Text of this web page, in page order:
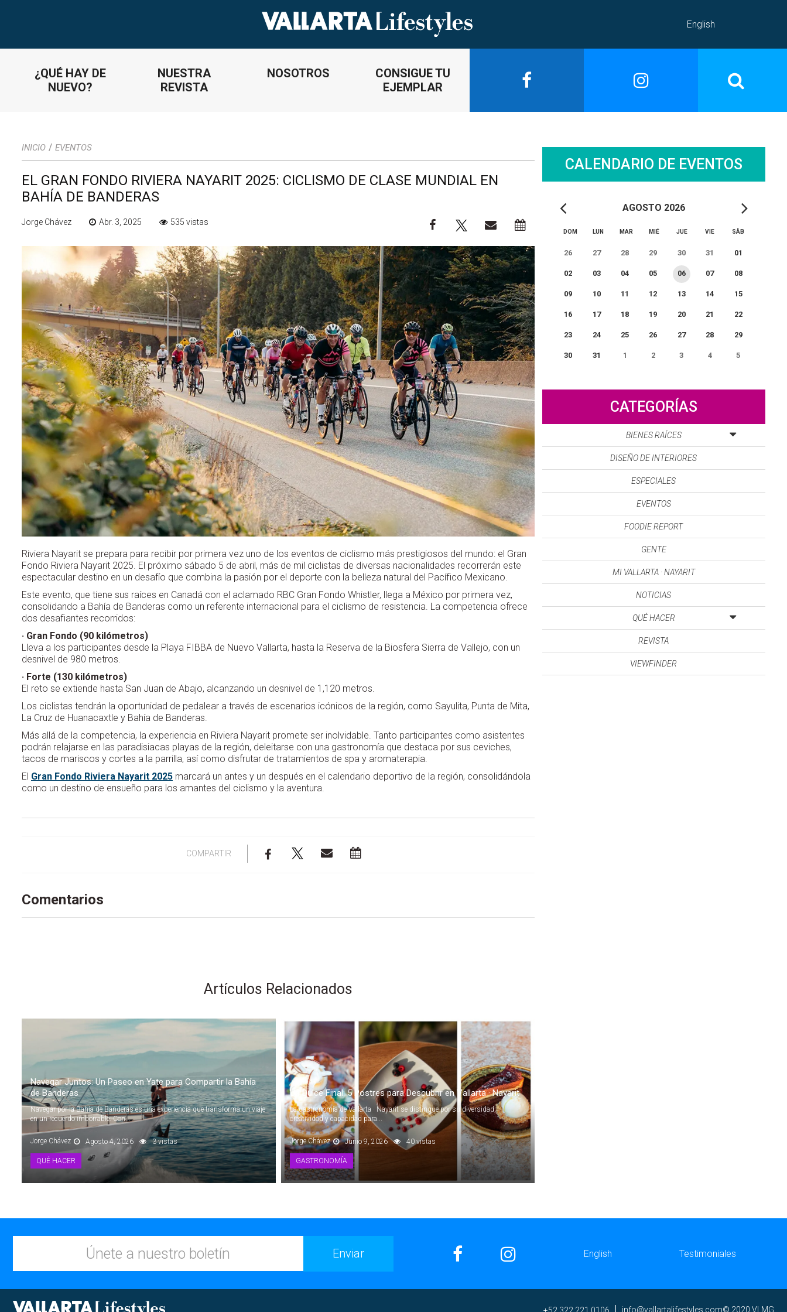
English
¿QUÉ HAY DE
NUEVO?
NUESTRA
REVISTA
NOSOTROS
CONSIGUE TU
EJEMPLAR
INICIO / EVENTOS
EL GRAN FONDO RIVIERA NAYARIT 2025: CICLISMO DE CLASE MUNDIAL EN
BAHÍA DE BANDERAS
Jorge Chávez Abr. 3, 2025 535 vistas
Riviera Nayarit se prepara para recibir por primera vez uno de los eventos de ciclismo más prestigiosos del mundo: el Gran
Fondo Riviera Nayarit 2025. El próximo sábado 5 de abril, más de mil ciclistas de diversas nacionalidades recorrerán este
espectacular destino en un desafío que combina la pasión por el deporte con la belleza natural del Pacífico Mexicano.
Este evento, que tiene sus raíces en Canadá con el aclamado RBC Gran Fondo Whistler, llega a México por primera vez,
consolidando a Bahía de Banderas como un referente internacional para el ciclismo de resistencia. La competencia ofrece
dos desafiantes recorridos:
· Gran Fondo (90 kilómetros)
Lleva a los participantes desde la Playa FIBBA de Nuevo Vallarta, hasta la Reserva de la Biosfera Sierra de Vallejo, con un
desnivel de 980 metros.
· Forte (130 kilómetros)
El reto se extiende hasta San Juan de Abajo, alcanzando un desnivel de 1,120 metros.
Los ciclistas tendrán la oportunidad de pedalear a través de escenarios icónicos de la región, como Sayulita, Punta de Mita,
La Cruz de Huanacaxtle y Bahía de Banderas.
Más allá de la competencia, la experiencia en Riviera Nayarit promete ser inolvidable. Tanto participantes como asistentes
podrán relajarse en las paradisiacas playas de la región, deleitarse con una gastronomía que destaca por sus ceviches,
tacos de mariscos y cortes a la parrilla, así como disfrutar de tratamientos de spa y aromaterapia.
El Gran Fondo Riviera Nayarit 2025 marcará un antes y un después en el calendario deportivo de la región, consolidándola
como un destino de ensueño para los amantes del ciclismo y la aventura.
COMPARTIR
Comentarios
Artículos Relacionados
Navegar Juntos: Un Paseo en Yate para Compartir la Bahía
de Banderas
Navegar por la Bahía de Banderas es una experiencia que transforma un viaje
en un recuerdo imborrable. Con...
Jorge Chávez Agosto 4, 2026 3 vistas
QUÉ HACER
Un Dulce Final: 5 Postres para Descubrir en Vallarta · Nayarit
La gastronomía de Vallarta · Nayarit se distingue por su diversidad,
creatividad y capacidad para...
Jorge Chávez Junio 9, 2026 40 vistas
GASTRONOMÍA
CALENDARIO DE EVENTOS
AGOSTO 2026
DOM LUN MAR MIÉ JUE VIE SÅB
26 27 28 29 30 31 01
02 03 04 05 06 07 08
09 10 11 12 13 14 15
16 17 18 19 20 21 22
23 24 25 26 27 28 29
30 31 1 2 3 4 5
CATEGORÍAS
BIENES RAÍCES
DISEÑO DE INTERIORES
ESPECIALES
EVENTOS
FOODIE REPORT
GENTE
MI VALLARTA · NAYARIT
NOTICIAS
QUÉ HACER
REVISTA
VIEWFINDER
English Testimoniales
moc.s
elyts
efila
trall
av@of
ni © 2020 VLMG